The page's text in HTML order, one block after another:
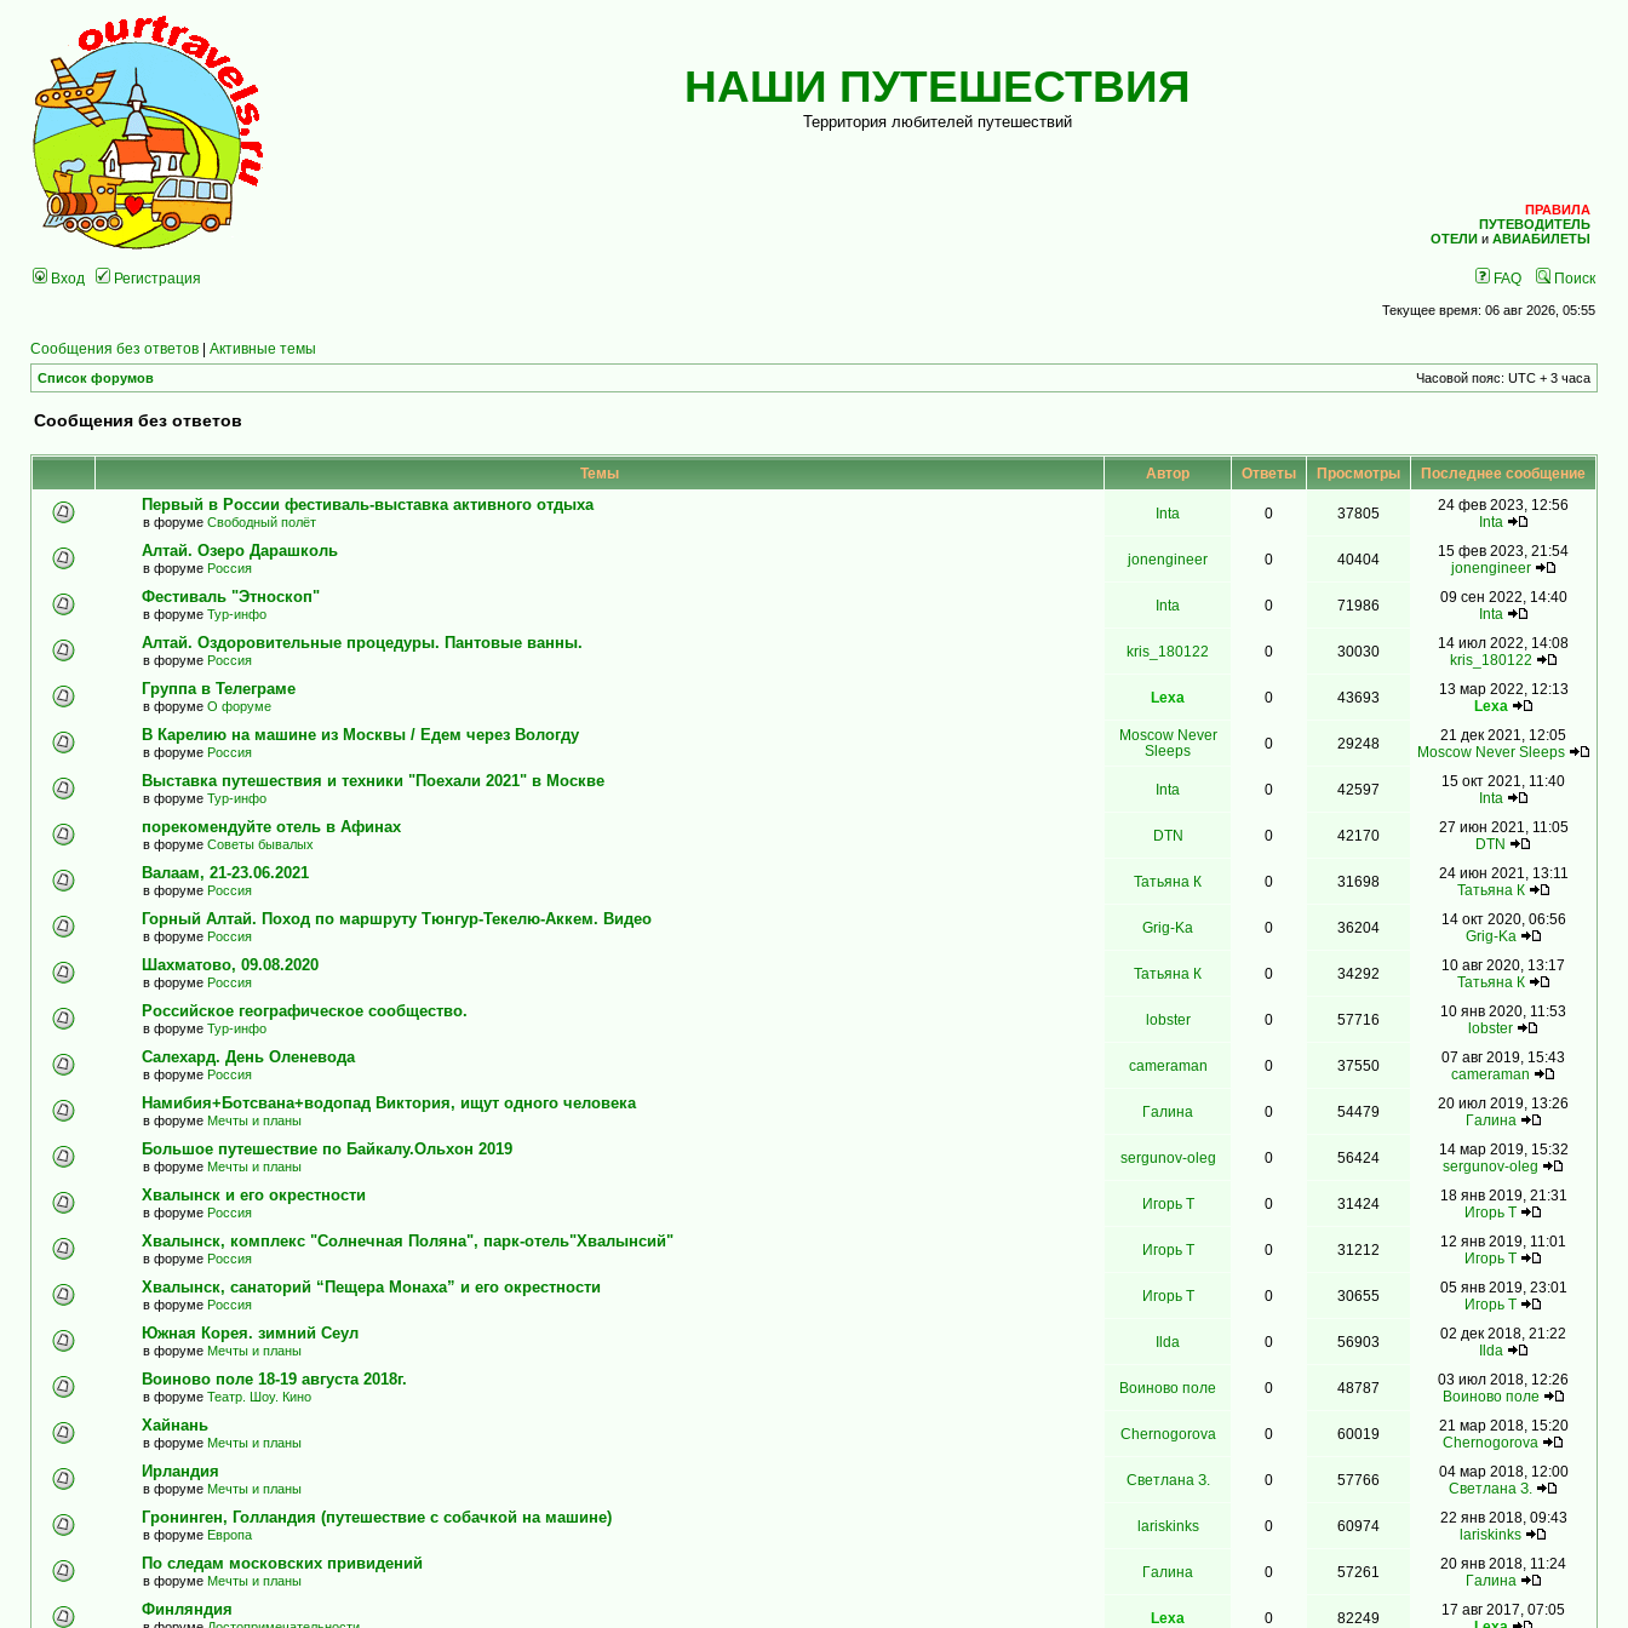
НАШИ ПУТЕШЕСТВИЯ
Территория любителей путешествий
ПРАВИЛА
ПУТЕВОДИТЕЛЬ
ОТЕЛИ и АВИАБИЛЕТЫ
Вход Регистрация FAQ Поиск
Текущее время: 06 авг 2026, 05:55
Сообщения без ответов | Активные темы
Список форумов Часовой пояс: UTC + 3 часа
Сообщения без ответов
Темы Автор Ответы Просмотры Последнее сообщение
Первый в России фестиваль-выставка активного отдыха
в форуме Свободный полёт
Inta 0 37805
24 фев 2023, 12:56
Inta
Алтай. Озеро Дарашколь
в форуме Россия
jonengineer 0 40404
15 фев 2023, 21:54
jonengineer
Фестиваль "Этноскоп"
в форуме Тур-инфо
Inta 0 71986
09 сен 2022, 14:40
Inta
Алтай. Оздоровительные процедуры. Пантовые ванны.
в форуме Россия
kris_180122 0 30030
14 июл 2022, 14:08
kris_180122
Группа в Телеграме
в форуме О форуме
Lexa 0 43693
13 мар 2022, 12:13
Lexa
В Карелию на машине из Москвы / Едем через Вологду
в форуме Россия
Moscow Never
Sleeps
0 29248
21 дек 2021, 12:05
Moscow Never Sleeps
Выставка путешествия и техники "Поехали 2021" в Москве
в форуме Тур-инфо
Inta 0 42597
15 окт 2021, 11:40
Inta
порекомендуйте отель в Афинах
в форуме Советы бывалых
DTN 0 42170
27 июн 2021, 11:05
DTN
Валаам, 21-23.06.2021
в форуме Россия
Татьяна К 0 31698
24 июн 2021, 13:11
Татьяна К
Горный Алтай. Поход по маршруту Тюнгур-Текелю-Аккем. Видео
в форуме Россия
Grig-Ka 0 36204
14 окт 2020, 06:56
Grig-Ka
Шахматово, 09.08.2020
в форуме Россия
Татьяна К 0 34292
10 авг 2020, 13:17
Татьяна К
Российское географическое сообщество.
в форуме Тур-инфо
lobster 0 57716
10 янв 2020, 11:53
lobster
Салехард. День Оленевода
в форуме Россия
cameraman 0 37550
07 авг 2019, 15:43
cameraman
Намибия+Ботсвана+водопад Виктория, ищут одного человека
в форуме Мечты и планы
Гaлинa 0 54479
20 июл 2019, 13:26
Гaлинa
Большое путешествие по Байкалу.Ольхон 2019
в форуме Мечты и планы
sergunov-oleg 0 56424
14 мар 2019, 15:32
sergunov-oleg
Хвалынск и его окрестности
в форуме Россия
Игорь Т 0 31424
18 янв 2019, 21:31
Игорь Т
Хвалынск, комплекс "Солнечная Поляна", парк-отель"Хвалынсий"
в форуме Россия
Игорь Т 0 31212
12 янв 2019, 11:01
Игорь Т
Хвалынск, санаторий “Пещера Монаха” и его окрестности
в форуме Россия
Игорь Т 0 30655
05 янв 2019, 23:01
Игорь Т
Южная Корея. зимний Сеул
в форуме Мечты и планы
Ilda 0 56903
02 дек 2018, 21:22
Ilda
Воиново поле 18-19 августа 2018г.
в форуме Театр. Шоу. Кино
Воиново поле 0 48787
03 июл 2018, 12:26
Воиново поле
Хайнань
в форуме Мечты и планы
Chernogorova 0 60019
21 мар 2018, 15:20
Chernogorova
Ирландия
в форуме Мечты и планы
Светлана З. 0 57766
04 мар 2018, 12:00
Светлана З.
Гронинген, Голландия (путешествие с собачкой на машине)
в форуме Европа
lariskinks 0 60974
22 янв 2018, 09:43
lariskinks
По следам московских привидений
в форуме Мечты и планы
Гaлинa 0 57261
20 янв 2018, 11:24
Гaлинa
Финляндия Lexa 0 82249
17 авг 2017, 07:05